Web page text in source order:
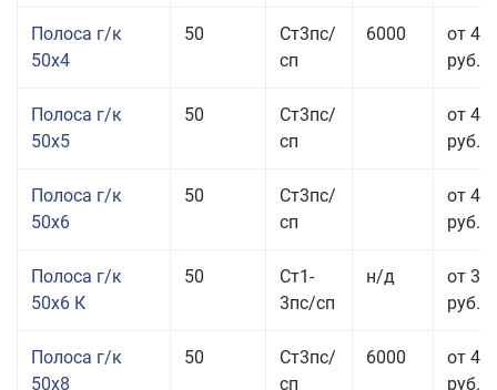
Полоса г/к
50x4
50
Ст3пс/
сп
6000
от 45
руб.
Полоса г/к
50x5
50
Ст3пс/
сп
от 43
руб.
Полоса г/к
50x6
50
Ст3пс/
сп
от 42
руб.
Полоса г/к
50x6 К
50
Ст1-
3пс/сп
н/д
от 35
руб.
Полоса г/к
50x8
50
Ст3пс/
сп
6000
от 45
руб.